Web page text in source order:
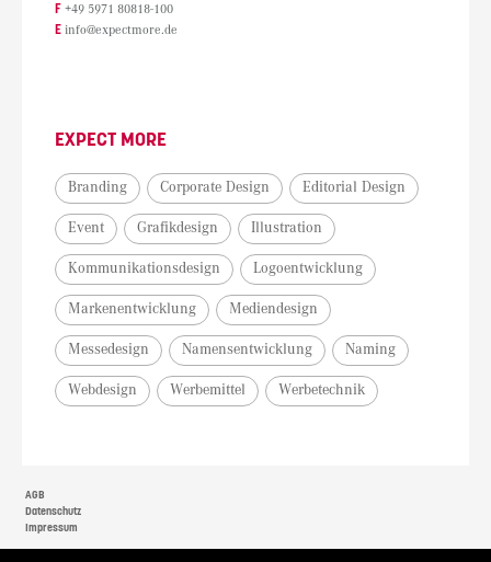
F +49 5971 80818-100
E info@expectmore.de
EXPECT MORE
Branding Corporate Design Editorial Design
Event Grafikdesign Illustration
Kommunikationsdesign Logoentwicklung
Markenentwicklung Mediendesign
Messedesign Namensentwicklung Naming
Webdesign Werbemittel Werbetechnik
AGB
Datenschutz
Impressum